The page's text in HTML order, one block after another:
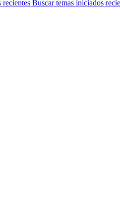
Buscar temas iniciados